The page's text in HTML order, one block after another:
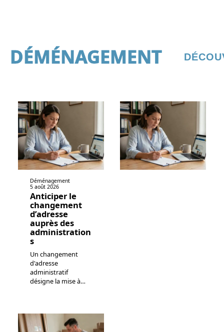
DÉMÉNAGEMENT
Déménagement
5 août 2026
Anticiper le
changement
d’adresse
auprès des
administration
s
Un changement
d'adresse
administratif
désigne la mise à…